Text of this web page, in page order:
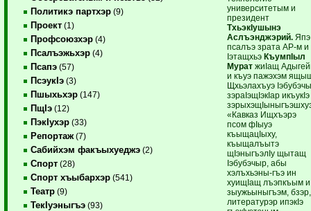
Политикэ партхэр (9)
Проект (1)
Профсоюзхэр (4)
Псалъэжьхэр (4)
Псапэ (57)
ПсэукIэ (3)
Пшыхьхэр (147)
ПщIэ (12)
ПэкIухэр (33)
Репортаж (7)
Сабийхэм факъыхуеджэ (2)
Спорт (28)
Спорт хъыбархэр (541)
Театр (9)
ТекIуэныгъэ (93)
университетым и
президент
ТхьэкIушынэ
Аслъэнджэрий. Япэ
псалъэ зрата АР-м и
IэтащхьэКъумпIыл
Мурат жиIащ
и къуэ пажэхэм
Щхьэлахъуэ
зэраIэщIэкIар икъукIэ
«Кавказ Ищхъэрэ
псом фIыуэ
къыщацIыху,
къыщалъытэ
щIэныгъэлIу щытащ
Iэбубэчыр, абы
хэлъхьэны-гъэ ин
хуищIащ лъэпкъым и
зыужьыныгъэм, бзэр,
литературэр ипэкIэ